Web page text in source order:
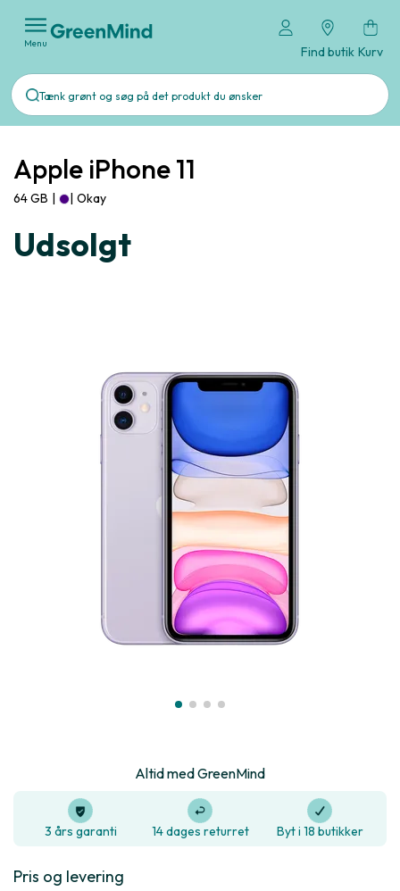
Menu
Find butik Kurv
Apple iPhone 11
64 GB | | Okay
Udsolgt
Altid med GreenMind
3 års garanti 14 dages returret Byt i 18 butikker
Pris og levering